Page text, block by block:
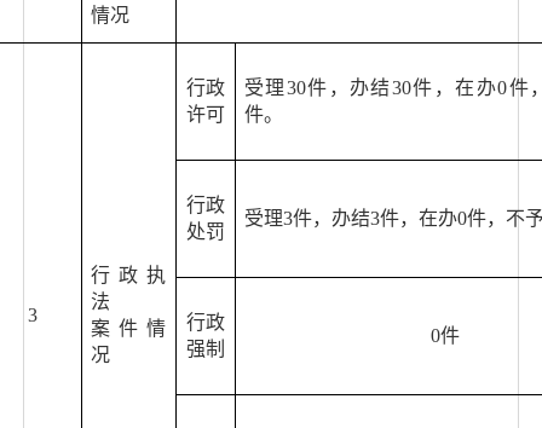
情况
3
行政执
法
案件情
况
行政
许可
受理30件，办结30件，在办0件
件。
行政
处罚
受理3件，办结3件，在办0件，不
行政
强制
0件